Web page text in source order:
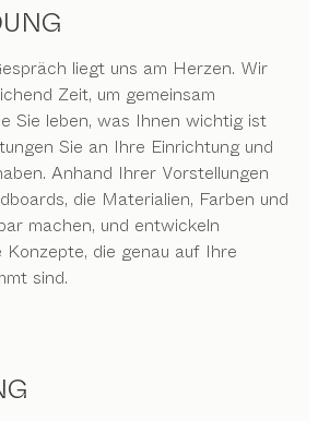
liegt uns am Herzen. Wir
Zeit, um gemeinsam
Sie leben, was Ihnen wichtig ist
Sie an Ihre Einrichtung und
Anhand Ihrer Vorstellungen
die Materialien, Farben und
machen, und entwickeln
die genau auf Ihre
sind.